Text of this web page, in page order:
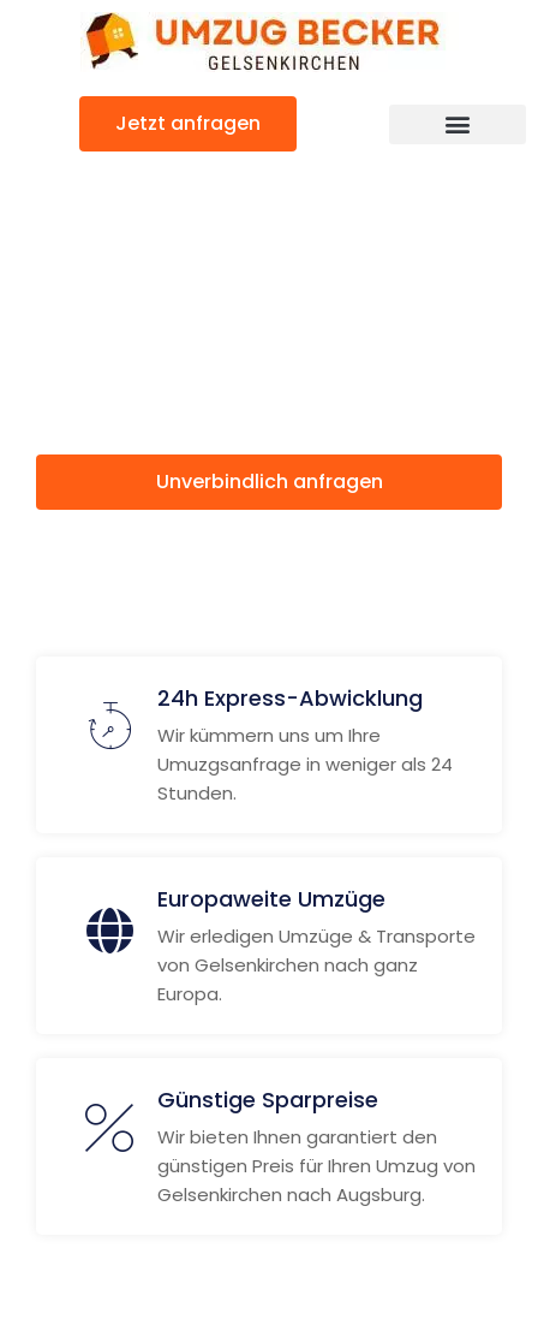
Jetzt anfragen
Unverbindlich anfragen
24h Express-Abwicklung
Wir kümmern uns um Ihre
Umuzgsanfrage in weniger als 24
Stunden.
Europaweite Umzüge
Wir erledigen Umzüge & Transporte
von Gelsenkirchen nach ganz
Europa.
Günstige Sparpreise
Wir bieten Ihnen garantiert den
günstigen Preis für Ihren Umzug von
Gelsenkirchen nach Augsburg.